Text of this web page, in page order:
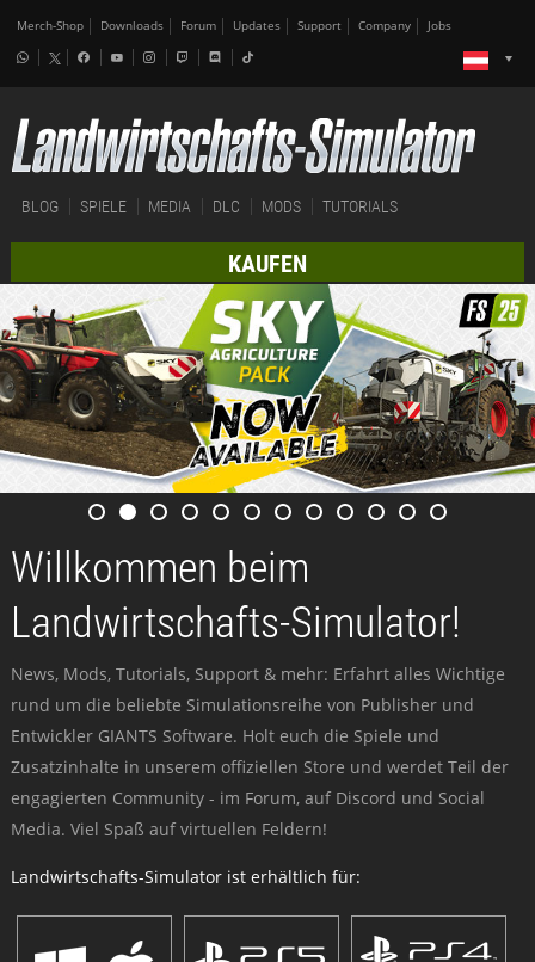
Merch-Shop Downloads Forum Updates Support Company Jobs
BLOG SPIELE MEDIA DLC MODS TUTORIALS
KAUFEN
Willkommen beim
Landwirtschafts-Simulator!
News, Mods, Tutorials, Support & mehr: Erfahrt alles Wichtige
rund um die beliebte Simulationsreihe von Publisher und
Entwickler GIANTS Software. Holt euch die Spiele und
Zusatzinhalte in unserem offiziellen Store und werdet Teil der
engagierten Community - im Forum, auf Discord und Social
Media. Viel Spaß auf virtuellen Feldern!
Landwirtschafts-Simulator ist erhältlich für: